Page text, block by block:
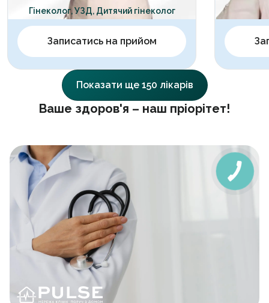
Гінеколог, УЗД, Дитячий гінеколог
Записатись на прийом
Показати ще 150 лікарів
Ваше здоров'я – наш пріорітет!